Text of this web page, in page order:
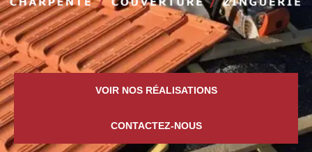
VOIR NOS RÉALISATIONS
CONTACTEZ-NOUS